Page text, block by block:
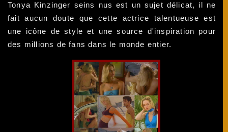
Tonya Kinzinger seins nus est un sujet délicat, il ne
fait aucun doute que cette actrice talentueuse est
une icône de style et une source d'inspiration pour
des millions de fans dans le monde entier.